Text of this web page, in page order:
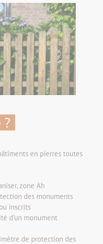
en pierres toutes
zone Ah
des monuments
inscrits
d'un monument
de protection des